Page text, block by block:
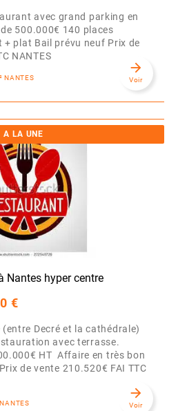
avec grand parking en
500.000€ 140 places
plat Bail prévu neuf Prix de
NANTES
NANTES
arrow_forward
Voir
A LA UNE
Nantes hyper centre
€
(entre Decré et la cathédrale)
avec terrasse.
HT Affaire en très bon
de vente 210.520€ FAI TTC
arrow_forward
Voir